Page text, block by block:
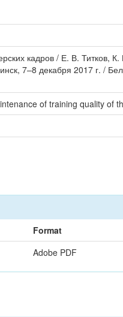
кадров / Е. В. Титков,
7–8 декабря 2017 г. /
of training quality of
Format
Adobe PDF